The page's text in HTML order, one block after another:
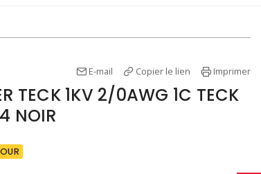
E-mail Copier le lien Imprimer
TECK 1KV 2/0AWG 1C TECK
NOIR